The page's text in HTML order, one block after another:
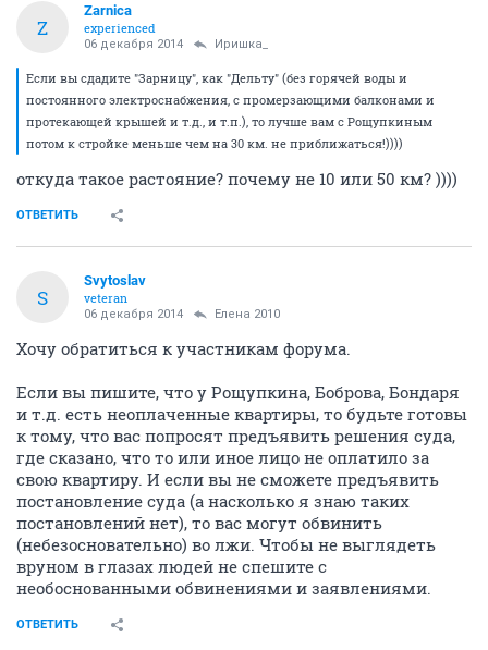
Z
Zarnica
experienced
06 декабря 2014 Иришка_
Если вы сдадите "Зарницу", как "Дельту" (без горячей воды и
постоянного электроснабжения, с промерзающими балконами и
протекающей крышей и т.д., и т.п.), то лучше вам с Рощупкиным
потом к стройке меньше чем на 30 км. не приближаться!))))
откуда такое растояние? почему не 10 или 50 км? ))))
ОТВЕТИТЬ
S
Svytoslav
veteran
06 декабря 2014 Елена 2010
Хочу обратиться к участникам форума.
Если вы пишите, что у Рощупкина, Боброва, Бондаря
и т.д. есть неоплаченные квартиры, то будьте готовы
к тому, что вас попросят предъявить решения суда,
где сказано, что то или иное лицо не оплатило за
свою квартиру. И если вы не сможете предъявить
постановление суда (а насколько я знаю таких
постановлений нет), то вас могут обвинить
(небезосновательно) во лжи. Чтобы не выглядеть
вруном в глазах людей не спешите с
необоснованными обвинениями и заявлениями.
ОТВЕТИТЬ